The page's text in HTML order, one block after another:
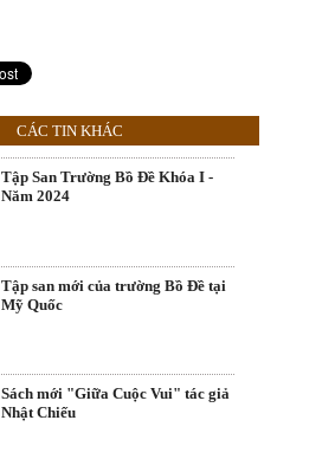
CÁC TIN KHÁC
Tập San Trường Bồ Đề Khóa I -
Năm 2024
Tập san mới của trường Bồ Đề tại
Mỹ Quốc
Sách mới "Giữa Cuộc Vui" tác giả
Nhật Chiếu